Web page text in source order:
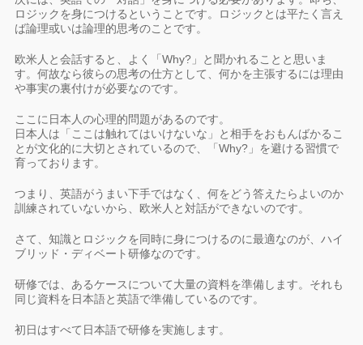
ロジックを身につけるということです。ロジックとは平たく言え
ば論理或いは論理的思考のことです。
欧米人と会話すると、よく「Why?」と聞かれることと思いま
す。何故なら彼らの思考の仕方として、何かを主張するには理由
や事実の裏付けが必要なのです。
ここに日本人の心理的問題があるのです。
日本人は「ここは触れてはいけないな」と相手をおもんばかるこ
とが文化的に大切とされているので、「Why?」を避ける習慣で
育っております。
つまり、英語がうまい下手ではなく、何をどう答えたらよいのか
訓練されていないから、欧米人と対話ができないのです。
さて、知識とロジックを同時に身につけるのに最適なのが、ハイ
ブリッド・ディベート研修なのです。
研修では、あるケースについて大量の資料を準備します。それも
同じ資料を日本語と英語で準備しているのです。
初日はすべて日本語で研修を実施します。